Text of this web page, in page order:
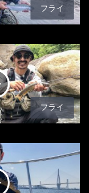
フライ
フライ